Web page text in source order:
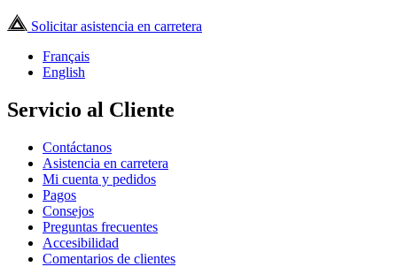
Solicitar asistencia en carretera
Français
English
Servicio al Cliente
Contáctanos
Asistencia en carretera
Mi cuenta y pedidos
Pagos
Consejos
Preguntas frecuentes
Accesibilidad
Comentarios de clientes